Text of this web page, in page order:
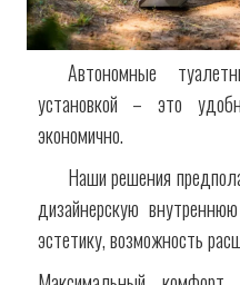
Автономные
установкой – это
экономично.
Наши решения
дизайнерскую
эстетику, возможность